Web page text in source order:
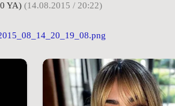
YA) (14.08.2015 / 20:22)